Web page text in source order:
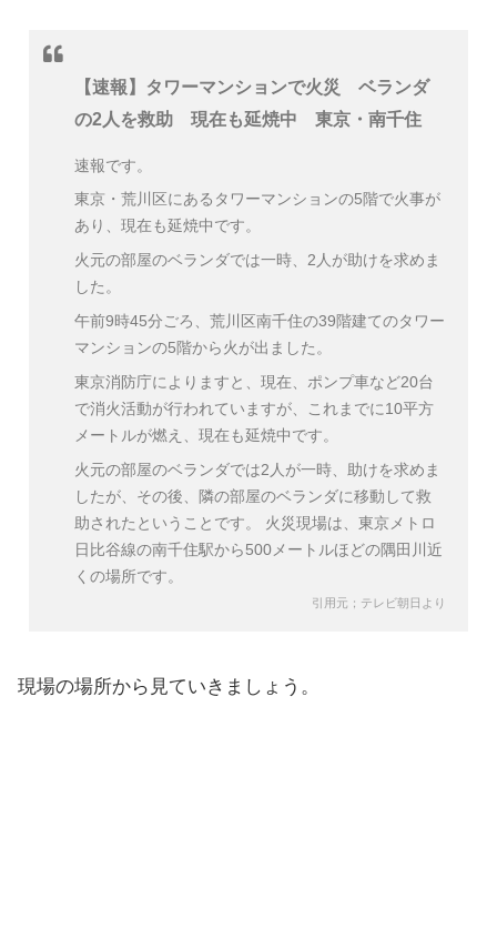
【速報】タワーマンションで火災 ベランダ
の2人を救助 現在も延焼中 東京・南千住
速報です。
東京・荒川区にあるタワーマンションの5階で火事が
あり、現在も延焼中です。
火元の部屋のベランダでは一時、2人が助けを求めま
した。
午前9時45分ごろ、荒川区南千住の39階建てのタワー
マンションの5階から火が出ました。
東京消防庁によりますと、現在、ポンプ車など20台
で消火活動が行われていますが、これまでに10平方
メートルが燃え、現在も延焼中です。
火元の部屋のベランダでは2人が一時、助けを求めま
したが、その後、隣の部屋のベランダに移動して救
助されたということです。 火災現場は、東京メトロ
日比谷線の南千住駅から500メートルほどの隅田川近
くの場所です。
引用元；テレビ朝日より
現場の場所から見ていきましょう。